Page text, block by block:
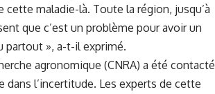
cette maladie-là. Toute la région, jusqu’à
que c’est un problème pour avoir un
partout », a-t-il exprimé.
agronomique (CNRA) a été contacté
l’incertitude. Les experts de cette